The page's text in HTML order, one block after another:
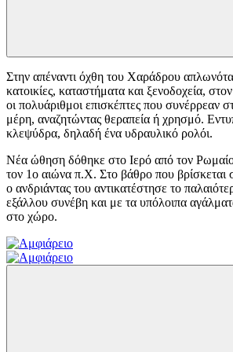
Στην απέναντι όχθη του Χαράδρου
κατοικίες, καταστήματα και ξενοδοχεία,
οι πολυάριθμοι επισκέπτες που συνέρρεαν
μέρη, αναζητώντας θεραπεία ή χρησμό.
κλεψύδρα, δηλαδή ένα υδραυλικό ρολόι.
Νέα ώθηση δόθηκε στο Ιερό από τον
τον 1ο αιώνα π.Χ. Στο βάθρο που βρίσκεται
ο ανδριάντας του αντικατέστησε το
εξάλλου συνέβη και με τα υπόλοιπα
στο χώρο.